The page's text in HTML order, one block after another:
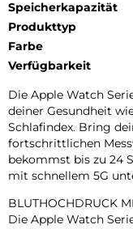
Speicherkapazität
Produkttyp
Farbe
Verfügbarkeit
Die Apple Watch
deiner Gesundheit
Schlafindex. Bring
fortschrittlichen
bekommst bis zu 24
mit schnellem 5G
BLUTHOCHDRUCK
Die Apple Watch